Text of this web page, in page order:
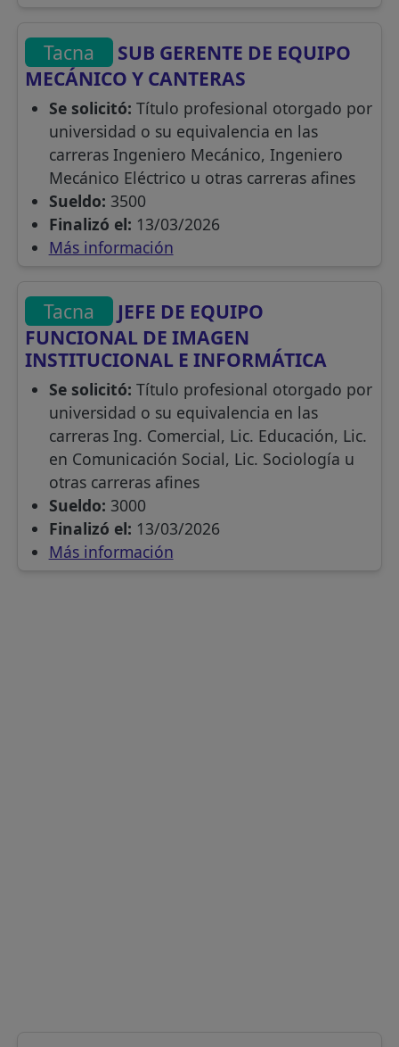
Tacna
SUB GERENTE DE EQUIPO
MECÁNICO Y CANTERAS
Se solicitó: Título profesional otorgado por
universidad o su equivalencia en las
carreras Ingeniero Mecánico, Ingeniero
Mecánico Eléctrico u otras carreras afines
Sueldo: 3500
Finalizó el: 13/03/2026
Más información
Tacna
JEFE DE EQUIPO
FUNCIONAL DE IMAGEN
INSTITUCIONAL E INFORMÁTICA
Se solicitó: Título profesional otorgado por
universidad o su equivalencia en las
carreras Ing. Comercial, Lic. Educación, Lic.
en Comunicación Social, Lic. Sociología u
otras carreras afines
Sueldo: 3000
Finalizó el: 13/03/2026
Más información